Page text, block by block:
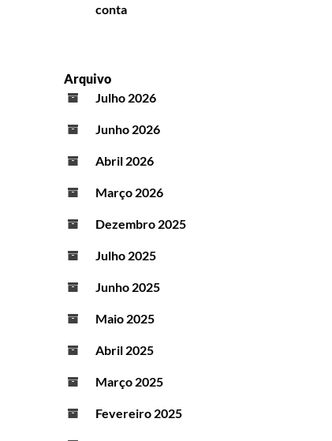
conta
Arquivo
Julho 2026
Junho 2026
Abril 2026
Março 2026
Dezembro 2025
Julho 2025
Junho 2025
Maio 2025
Abril 2025
Março 2025
Fevereiro 2025